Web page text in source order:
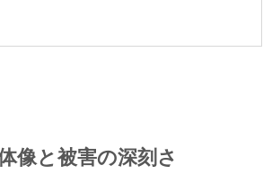
像と被害の深刻さ